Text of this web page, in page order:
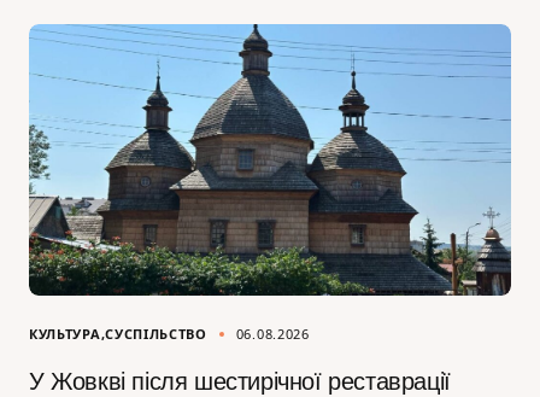
КУЛЬТУРА СУСПІЛЬСТВО 06.08.2026
У Жовкві після шестирічної реставрації